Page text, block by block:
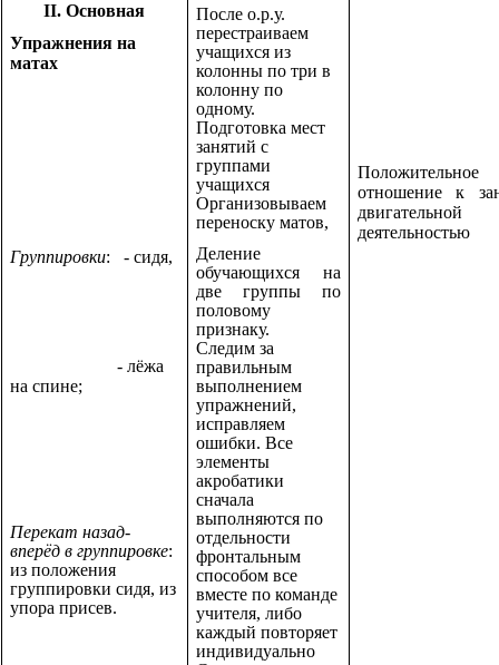
II. Основная
Упражнения на
матах
Группировки: - сидя,
- лёжа
на спине;
Перекат назад-
вперёд в группировке:
из положения
группировки сидя, из
упора присев.
После о.р.у.
перестраиваем
учащихся из
колонны по три в
колонну по
одному.
Подготовка мест
занятий с
группами
учащихся
Организовываем
переноску матов,
Деление
обучающихся на
две группы по
половому
признаку.
Следим за
правильным
выполнением
упражнений,
исправляем
ошибки. Все
элементы
акробатики
сначала
выполняются по
отдельности
фронтальным
способом все
вместе по команде
учителя, либо
каждый повторяет
индивидуально
Положительное
отношение к
двигательной
деятельностью